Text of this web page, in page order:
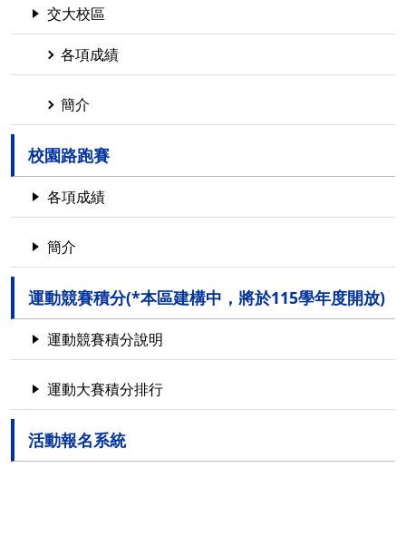
交大校區
各項成績
簡介
校園路跑賽
各項成績
簡介
運動競賽積分(*本區建構中，將於115學年度開放)
運動競賽積分說明
運動大賽積分排行
活動報名系統